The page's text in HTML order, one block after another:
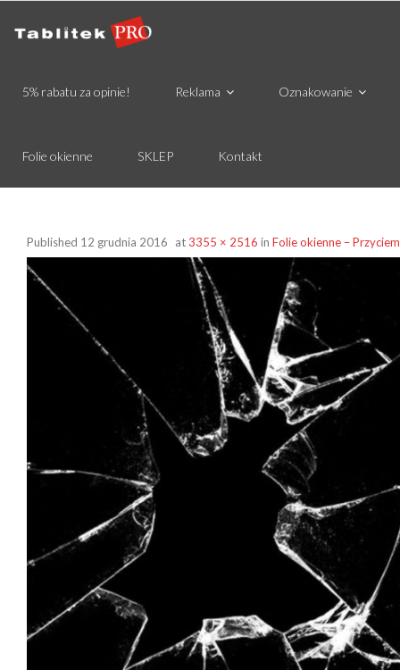
5% rabatu za opinie! Reklama Oznakowanie
Folie okienne SKLEP Kontakt
Published 12 grudnia 2016 at3355 × 2516 in Folie okienne –